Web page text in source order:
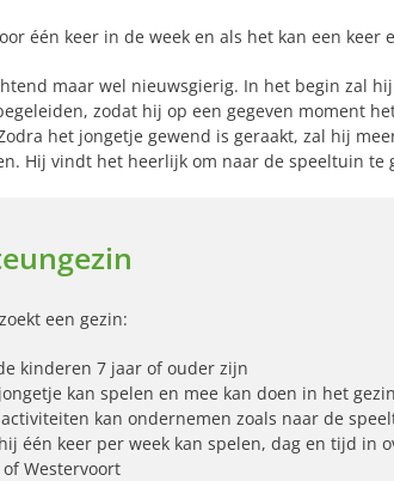
één keer in de week en als het kan een
maar wel nieuwsgierig. In het begin zal
zodat hij op een gegeven moment
het jongetje gewend is geraakt, zal hij
Hij vindt het heerlijk om naar de speeltuin te
een gezin:
kinderen 7 jaar of ouder zijn
kan spelen en mee kan doen in het gezin
kan ondernemen zoals naar de
één keer per week kan spelen, dag en tijd in
Westervoort